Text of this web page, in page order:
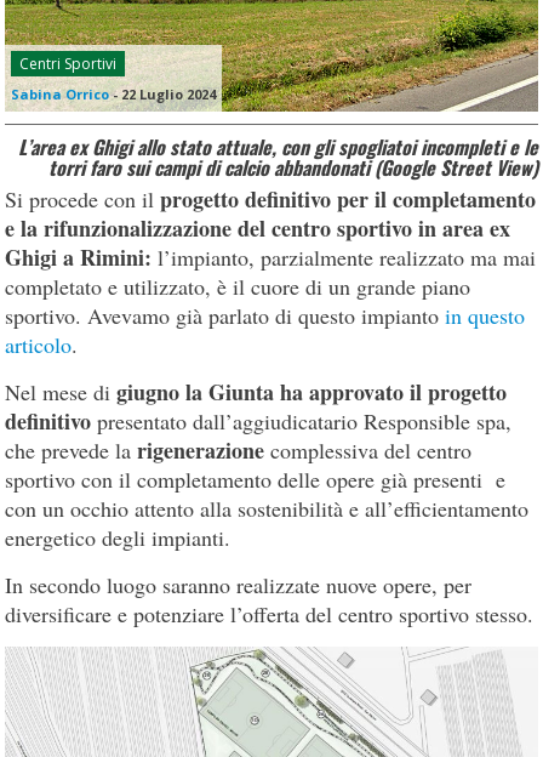
Centri Sportivi
Sabina Orrico-22 Luglio 2024
L’area ex Ghigi allo stato attuale, con gli spogliatoi incompleti e le
torri faro sui campi di calcio abbandonati (Google Street View)
Si procede con ilprogetto definitivo per il completamento
e la rifunzionalizzazione del centro sportivo in area ex
Ghigi a Rimini: l’impianto, parzialmente realizzato ma mai
completato e utilizzato, è il cuore di un grande piano
sportivo. Avevamo già parlato di questo impiantoin questo
articolo.
Nel mese digiugno la Giunta ha approvato il progetto
definitivopresentato dall’aggiudicatario Responsible spa,
che prevede larigenerazione complessiva del centro
sportivo con il completamento delle opere già presenti e
con un occhio attento alla sostenibilità e all’efficientamento
energetico degli impianti.
In secondo luogo saranno realizzate nuove opere, per
diversificare e potenziare l’offerta del centro sportivo stesso.